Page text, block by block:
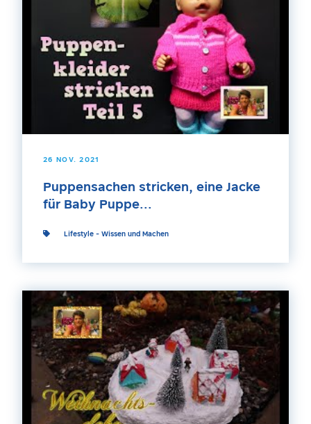
26 NOV. 2021
Puppensachen stricken, eine Jacke
für Baby Puppe...
Lifestyle - Wissen und Machen